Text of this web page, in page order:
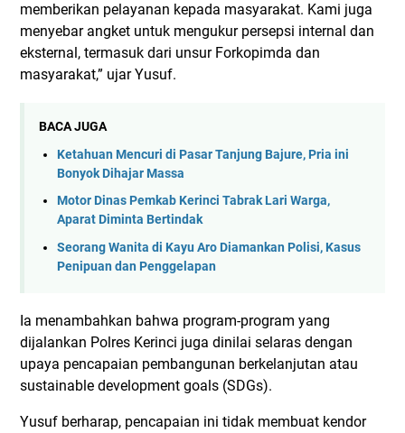
memberikan pelayanan kepada masyarakat. Kami juga
menyebar angket untuk mengukur persepsi internal dan
eksternal, termasuk dari unsur Forkopimda dan
masyarakat,” ujar Yusuf.
BACA JUGA
Ketahuan Mencuri di Pasar Tanjung Bajure, Pria ini
Bonyok Dihajar Massa
Motor Dinas Pemkab Kerinci Tabrak Lari Warga,
Aparat Diminta Bertindak
Seorang Wanita di Kayu Aro Diamankan Polisi, Kasus
Penipuan dan Penggelapan
Ia menambahkan bahwa program-program yang
dijalankan Polres Kerinci juga dinilai selaras dengan
upaya pencapaian pembangunan berkelanjutan atau
sustainable development goals (SDGs).
Yusuf berharap, pencapaian ini tidak membuat kendor